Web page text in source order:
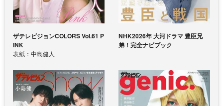
ザテレビジョンCOLORS Vol.61 P
INK
表紙：中島健人
NHK2026年 大河ドラマ 豊臣兄
弟！完全ナビブック